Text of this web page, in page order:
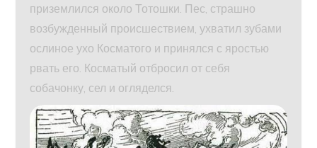
приземлился около Тотошки. Пес, страшно
возбужденный происшествием, ухватил зубами
ослиное ухо Косматого и принялся с яростью
рвать его. Косматый отбросил от себя
собачонку, сел и огляделся.